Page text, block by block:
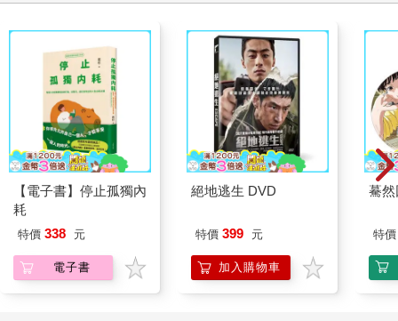
【電子書】停止孤獨內
耗
特價 338 元
電子書
絕地逃生 DVD
特價 399 元
加入購物車
驀
特價